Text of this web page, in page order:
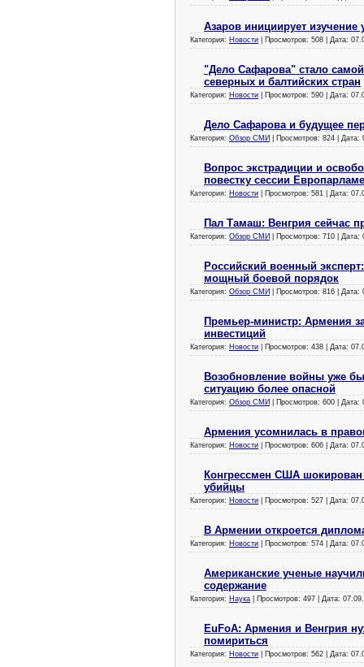
Азаров инициирует
Категория: Новости | Просмотров: 508 | Дата:
"Дело Сафарова" стало
северных и балтийских стран
Категория: Новости | Просмотров: 590 | Дата:
Дело Сафарова и будущее
Категория: Обзор СМИ | Просмотров: 824 | Дата:
Вопрос экстрадиции и
повестку сессии
Категория: Новости | Просмотров: 581 | Дата:
Пал Тамаш: Венгрия сейчас
Категория: Обзор СМИ | Просмотров: 710 | Дата:
Российский военный
мощный боевой порядок
Категория: Обзор СМИ | Просмотров: 816 | Дата:
Премьер-министр: Армения
инвестиций
Категория: Новости | Просмотров: 438 | Дата:
Возобновление войны уже
ситуацию более опасной
Категория: Обзор СМИ | Просмотров: 600 | Дата:
Армения усомнилась в
Категория: Новости | Просмотров: 606 | Дата:
Конгрессмен США
убийцы
Категория: Новости | Просмотров: 527 | Дата:
В Армении откроется
Категория: Новости | Просмотров: 574 | Дата:
Американские ученые
содержание
Категория: Наука | Просмотров: 497 | Дата:
EuFoA: Армения и Венгрия
помириться
Категория: Новости | Просмотров: 562 | Дата: